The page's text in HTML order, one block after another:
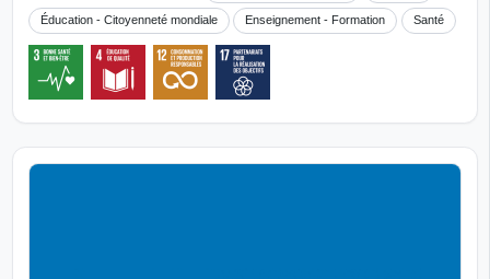
Éducation - Citoyenneté mondiale Enseignement - Formation Santé